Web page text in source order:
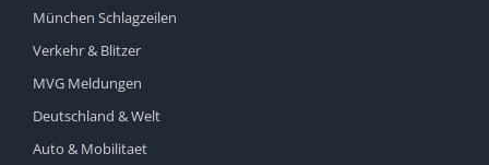
München Schlagzeilen
Verkehr & Blitzer
MVG Meldungen
Deutschland & Welt
Auto & Mobilitaet